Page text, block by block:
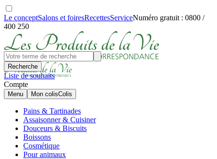
Le conceptSalons et foiresRecettesServiceNuméro gratuit : 0800 /
400 250
Recherche
Liste de souhaits
Compte
Menu Mon colisColis
Pains & Tartinades
Assaisonner & Cuisiner
Douceurs & Biscuits
Boissons
Cosmétique
Pour animaux